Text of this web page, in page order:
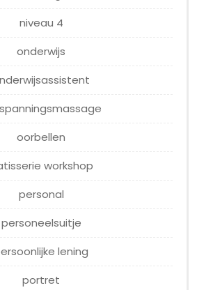
niveau 4
onderwijs
oorbellen
workshop
personal
personeelsuitje
lening
portret